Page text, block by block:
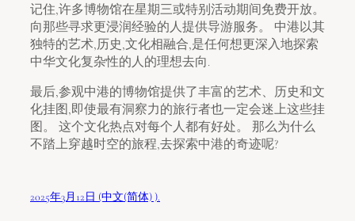
记住,许多博物馆在星期三或特别活动期间免费开放。
向那些寻求更浸润经验的人提供导游服务。 中港以其
独特的艺术,历史,文化相融合,是任何想更深入地探索
中华文化复杂性的人的理想去向.
最后,参观中港的博物馆提供了丰富的艺术、历史和文
化挂图,即使最有洞察力的旅行者也一定会迷上这些挂
图。 这个文化热点对每个人都有好处。 那么为什么
不踏上穿越时空的旅程,去探索中港的奇迹呢?
2025年3月12日 (中文(简体) ).